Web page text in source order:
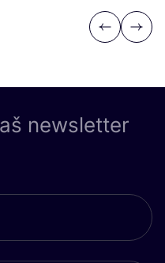
Previous
Next
newsletter